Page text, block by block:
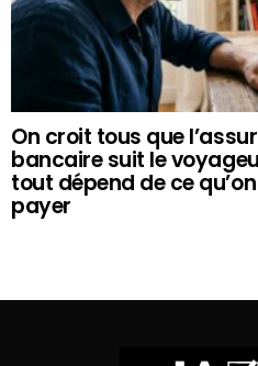
On croit tous que
bancaire suit le
tout dépend de ce
payer